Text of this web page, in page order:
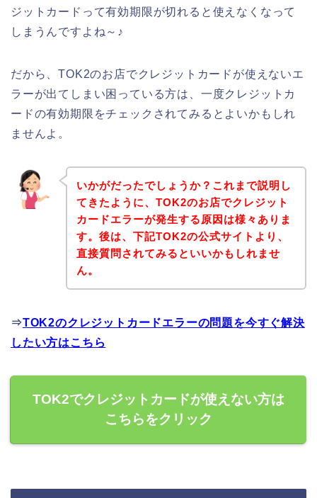
ジットカードって有効期限が切れると使えなくなって
しまうんですよね～♪
だから、TOK2のお店でクレジットカードが使えないエ
ラーが出てしまい困っている方は、一度クレジットカ
ードの有効期限をチェックされてみるとよいかもしれ
ませんよ。
いかがだったでしょうか？これまで説明し
てきたように、TOK2のお店でクレジット
カードエラーが発生する原因は様々ありま
す。後は、下記TOK2の公式サイトより、
直接質問されてみるといいかもしれませ
ん。
⇒TOK2のクレジットカードエラーの問題を今すぐ解決
したい方はこちら
TOK2でクレジットカードが使えない方は
こちらをクリック